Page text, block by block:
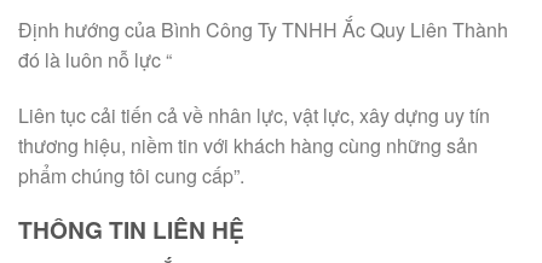
Định hướng của Bình Công Ty TNHH Ắc Quy Liên Thành
đó là luôn nỗ lực “
Liên tục cải tiến cả về nhân lực, vật lực, xây dựng uy tín
thương hiệu, niềm tin với khách hàng cùng những sản
phẩm chúng tôi cung cấp”.
THÔNG TIN LIÊN HỆ